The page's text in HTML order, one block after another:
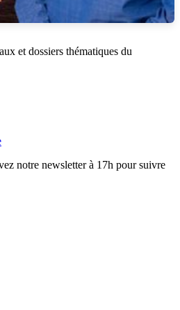
et dossiers thématiques du
notre newsletter à 17h pour suivre